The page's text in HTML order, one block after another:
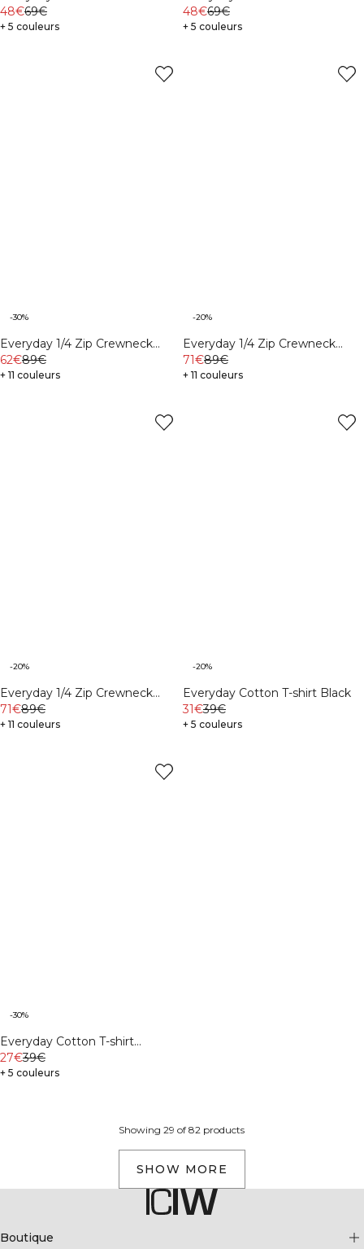
48€69€
+ 5 couleurs
mahogany
48€69€
+ 5 couleurs
-30%
Everyday 1/4 Zip Crewneck
Print Black
62€89€
+ 11 couleurs
-20%
Everyday 1/4 Zip Crewneck
Print Light Grey Melange
71€89€
+ 11 couleurs
-20%
Everyday 1/4 Zip Crewneck
Print Dark mahogany
71€89€
+ 11 couleurs
-20%
Everyday Cotton T-shirt Black
31€39€
+ 5 couleurs
-30%
Everyday Cotton T-shirt
Charcoal Grey
27€39€
+ 5 couleurs
Showing 29 of 82 products
SHOW MORE
Boutique